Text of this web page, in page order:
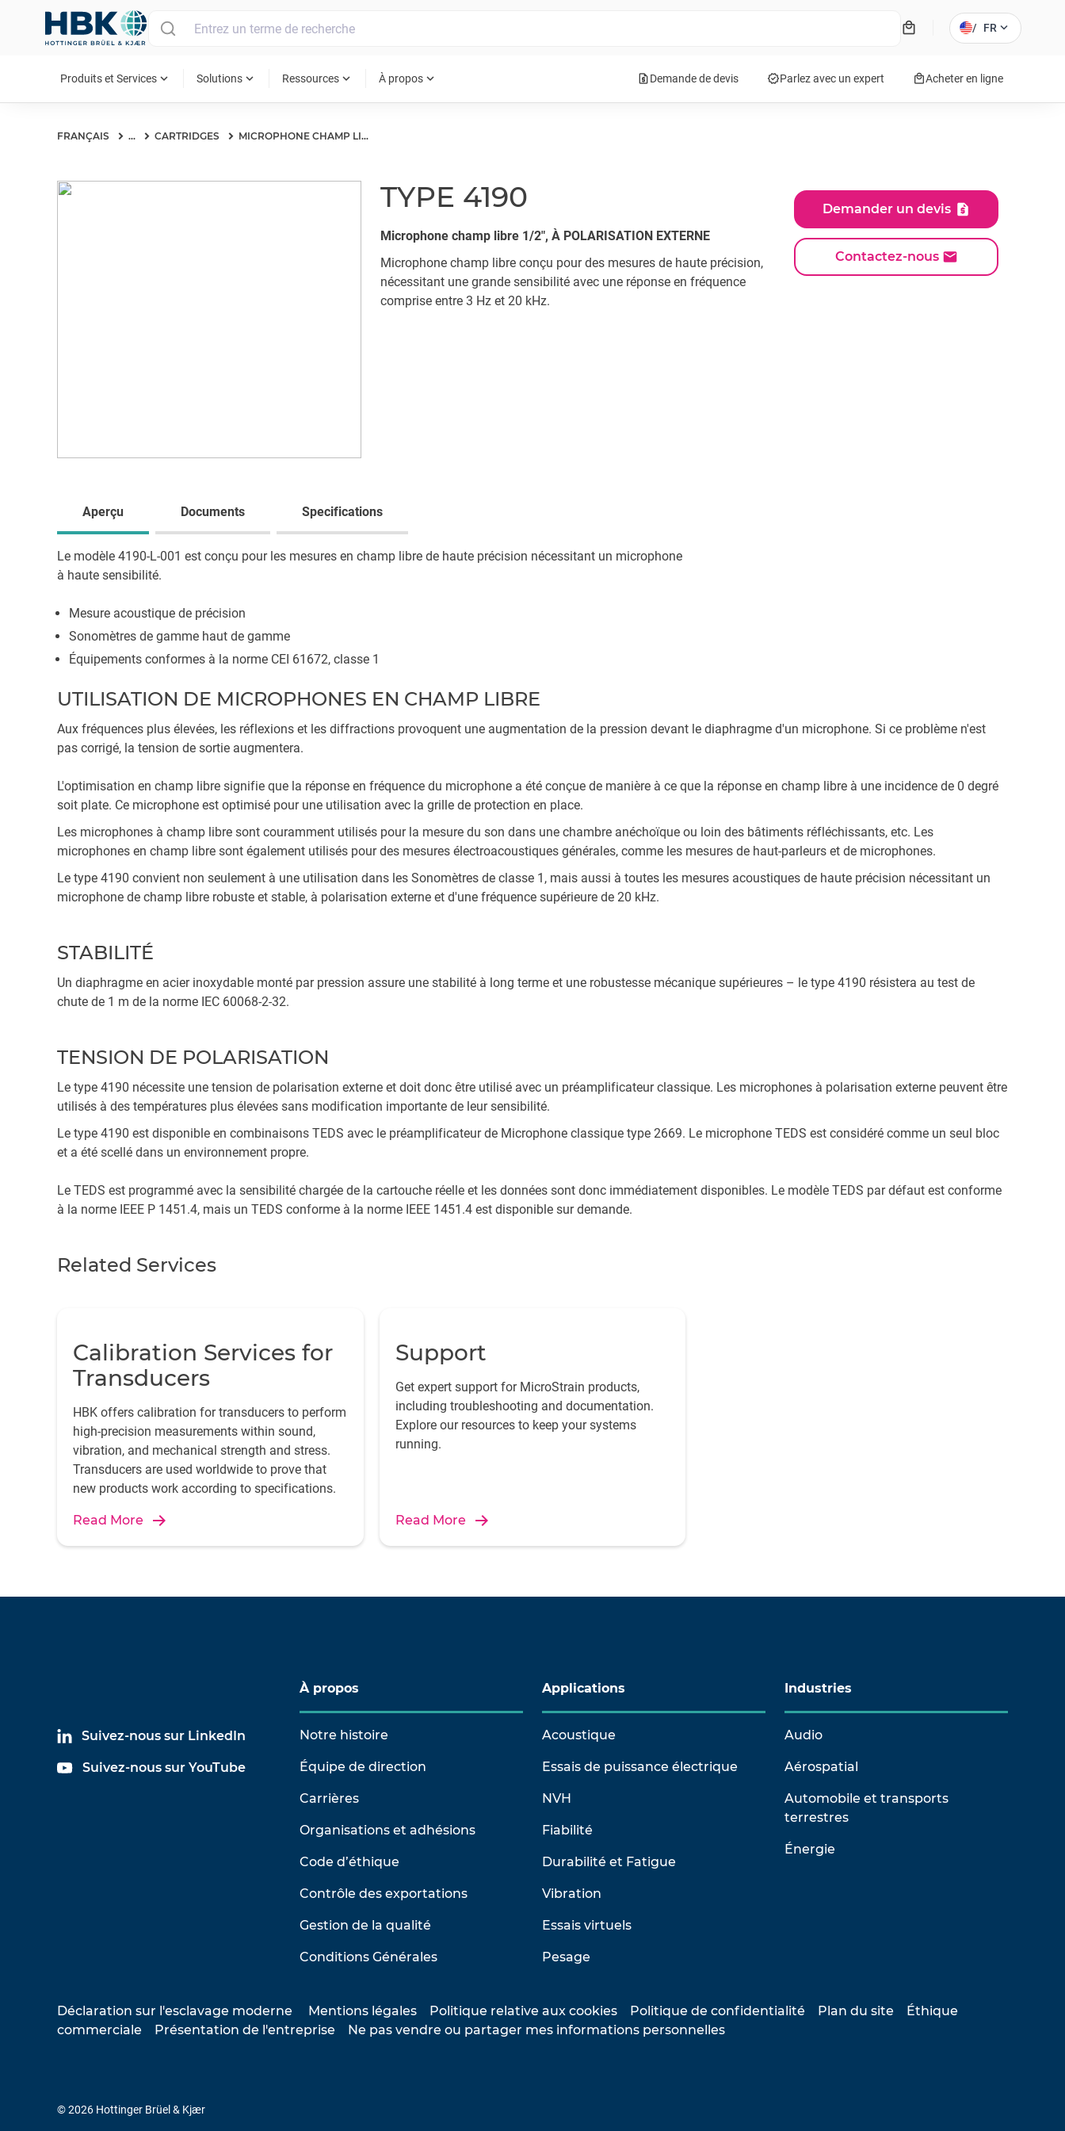
local_mall / FR expand_more
Produits et Services expand_more Solutions expand_more Ressources expand_more À propos expand_more request_quoteDemande de devis verifiedParlez avec un expert local_mallAcheter en ligne
FRANÇAIS ... CARTRIDGES MICROPHONE CHAMP LIBRE
TYPE 4190
Microphone champ libre 1/2", À POLARISATION EXTERNE
Microphone champ libre conçu pour des mesures de haute précision,
nécessitant une grande sensibilité avec une réponse en fréquence
comprise entre 3 Hz et 20 kHz.
Demander un devis
Contactez-nous
Aperçu Documents Specifications
Le modèle 4190-L-001 est conçu pour les mesures en champ libre de haute précision nécessitant un microphone
à haute sensibilité.
Mesure acoustique de précision
Sonomètres de gamme haut de gamme
Équipements conformes à la norme CEI 61672, classe 1
UTILISATION DE MICROPHONES EN CHAMP LIBRE
Aux fréquences plus élevées, les réflexions et les diffractions provoquent une augmentation de la pression devant le diaphragme d'un microphone. Si ce problème n'est
pas corrigé, la tension de sortie augmentera.
L'optimisation en champ libre signifie que la réponse en fréquence du microphone a été conçue de manière à ce que la réponse en champ libre à une incidence de 0 degré
soit plate. Ce microphone est optimisé pour une utilisation avec la grille de protection en place.
Les microphones à champ libre sont couramment utilisés pour la mesure du son dans une chambre anéchoïque ou loin des bâtiments réfléchissants, etc. Les
microphones en champ libre sont également utilisés pour des mesures électroacoustiques générales, comme les mesures de haut-parleurs et de microphones.
Le type 4190 convient non seulement à une utilisation dans les Sonomètres de classe 1, mais aussi à toutes les mesures acoustiques de haute précision nécessitant un
microphone de champ libre robuste et stable, à polarisation externe et d'une fréquence supérieure de 20 kHz.
STABILITÉ
Un diaphragme en acier inoxydable monté par pression assure une stabilité à long terme et une robustesse mécanique supérieures – le type 4190 résistera au test de
chute de 1 m de la norme IEC 60068-2-32.
TENSION DE POLARISATION
Le type 4190 nécessite une tension de polarisation externe et doit donc être utilisé avec un préamplificateur classique. Les microphones à polarisation externe peuvent être
utilisés à des températures plus élevées sans modification importante de leur sensibilité.
Le type 4190 est disponible en combinaisons TEDS avec le préamplificateur de Microphone classique type 2669. Le microphone TEDS est considéré comme un seul bloc
et a été scellé dans un environnement propre.
Le TEDS est programmé avec la sensibilité chargée de la cartouche réelle et les données sont donc immédiatement disponibles. Le modèle TEDS par défaut est conforme
à la norme IEEE P 1451.4, mais un TEDS conforme à la norme IEEE 1451.4 est disponible sur demande.
Related Services
Calibration Services for
Transducers
HBK offers calibration for transducers to perform
high-precision measurements within sound,
vibration, and mechanical strength and stress.
Transducers are used worldwide to prove that
new products work according to specifications.
Read More
Support
Get expert support for MicroStrain products,
including troubleshooting and documentation.
Explore our resources to keep your systems
running.
Read More
Suivez-nous sur LinkedIn
Suivez-nous sur YouTube
À propos
Notre histoire
Équipe de direction
Carrières
Organisations et adhésions
Code d’éthique
Contrôle des exportations
Gestion de la qualité
Conditions Générales
Applications
Acoustique
Essais de puissance électrique
NVH
Fiabilité
Durabilité et Fatigue
Vibration
Essais virtuels
Pesage
Industries
Audio
Aérospatial
Automobile et transports
terrestres
Énergie
Déclaration sur l'esclavage moderne Mentions légales Politique relative aux cookies Politique de confidentialité Plan du site
Éthique
commerciale
Présentation de l'entreprise Ne pas vendre ou partager mes informations personnelles
© 2026 Hottinger Brüel & Kjær